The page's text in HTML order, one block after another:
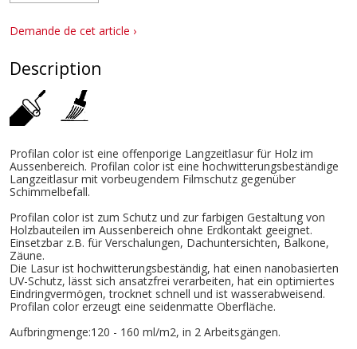
Demande de cet article ›
Description
Profilan color ist eine offenporige Langzeitlasur für Holz im
Aussenbereich. Profilan color ist eine hochwitterungsbeständige
Langzeitlasur mit vorbeugendem Filmschutz gegenüber
Schimmelbefall.
Profilan color ist zum Schutz und zur farbigen Gestaltung von
Holzbauteilen im Aussenbereich ohne Erdkontakt geeignet.
Einsetzbar z.B. für Verschalungen, Dachuntersichten, Balkone,
Zäune.
Die Lasur ist hochwitterungsbeständig, hat einen nanobasierten
UV-Schutz, lässt sich ansatzfrei verarbeiten, hat ein optimiertes
Eindringvermögen, trocknet schnell und ist wasserabweisend.
Profilan color erzeugt eine seidenmatte Oberfläche.
Aufbringmenge:120 - 160 ml/m2, in 2 Arbeitsgängen.